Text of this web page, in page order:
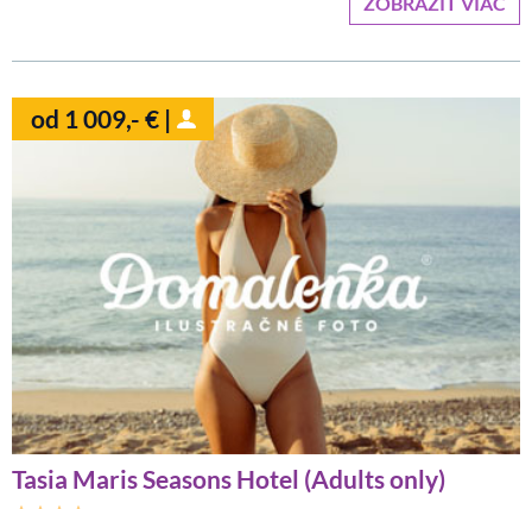
od 1 009,- € |
Tasia Maris Seasons Hotel (Adults only)